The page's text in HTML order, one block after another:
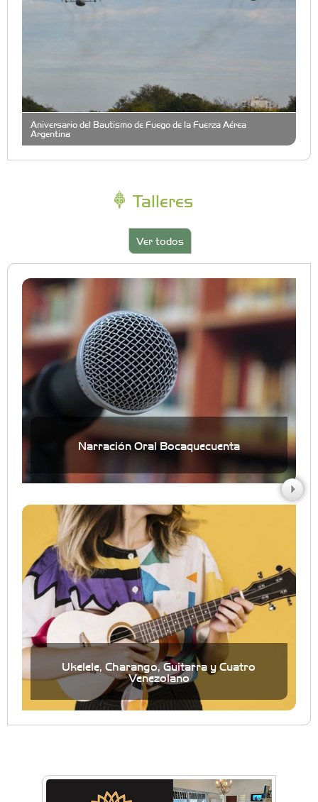
Aniversario del Bautismo de Fuego de la Fuerza Aérea
Argentina
Talleres
Ver todos
Narración Oral Bocaquecuenta
Ukelele, Charango, Guitarra y Cuatro
Venezolano